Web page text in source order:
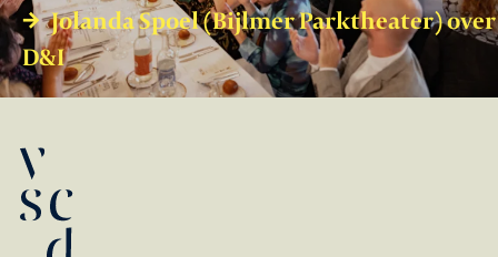
Jolanda Spoel (Bijlmer Parktheater) over
D&I